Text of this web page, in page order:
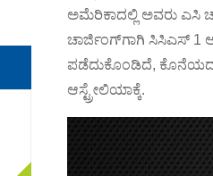
ಅಮೆರಿಕಾದಲ್ಲಿ ಅವರು ಎಸಿ
ಚಾರ್ಜಿಂಗ್‌ಗಾಗಿ ಸಿಸಿಎಸ್ 1
ಪಡೆದುಕೊಂಡಿದೆ,
ಆಸ್ಟ್ರೇಲಿಯಾಕ್ಕೆ.